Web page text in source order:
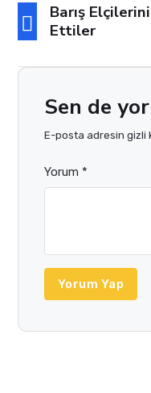
Barış
Ettiler
Sen de
E-posta adresin gizli
Yorum *
Yorum Yap